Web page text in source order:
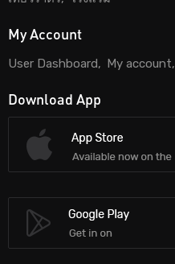
My Account
User Dashboard My account
Download App